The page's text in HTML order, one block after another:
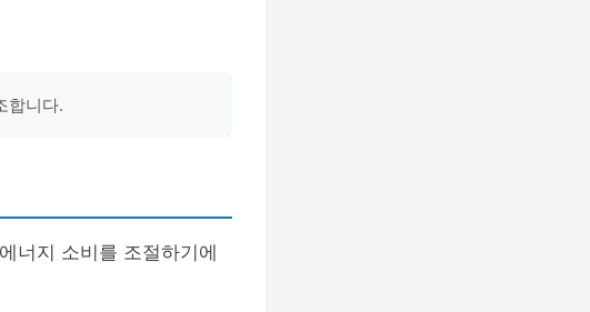
합니다.
너지 소비를 조절하기에